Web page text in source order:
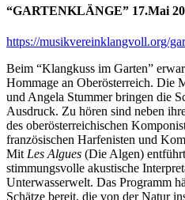
“GARTENKLÄNGE” 17.Mai
https://musikvereinklangvoll.org/
Beim “Klangkuss im Garten”
Hommage an Oberösterreich. Die
und Angela Stummer bringen die
Ausdruck. Zu hören sind neben
des oberösterreichischen
französischen Harfenisten und
Mit Les Algues (Die Algen)
stimmungsvolle akustische
Unterwasserwelt. Das Programm
Schätze bereit, die von der Natur